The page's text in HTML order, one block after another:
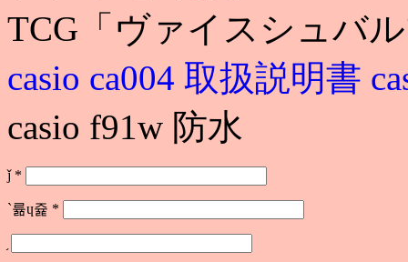
TCG「ヴァイスシュバ
casio ca004 取扱説明書
casio f91w 防水
ǰ *
`륢ɥ쥹 *